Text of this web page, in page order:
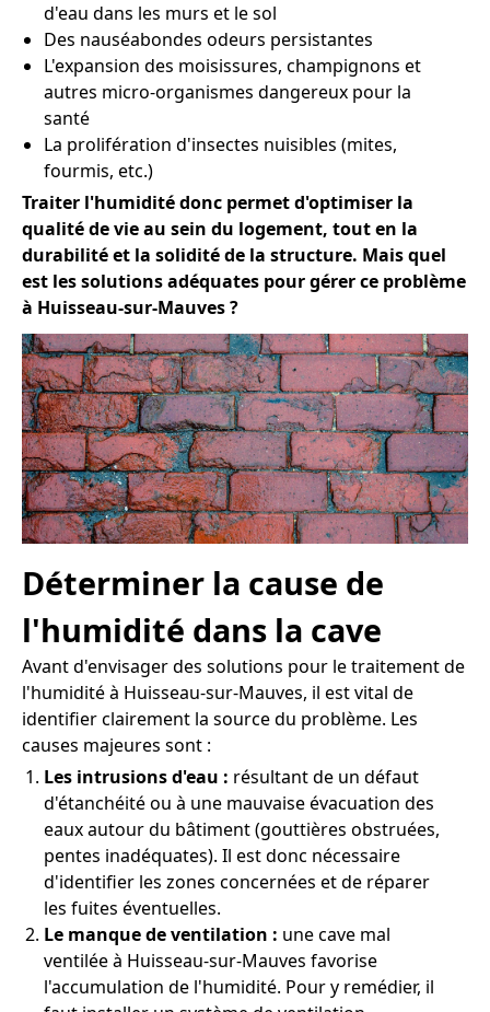
d'eau dans les murs et le sol
Des nauséabondes odeurs persistantes
L'expansion des moisissures, champignons et
autres micro-organismes dangereux pour la
santé
La prolifération d'insectes nuisibles (mites,
fourmis, etc.)
Traiter l'humidité donc permet d'optimiser la
qualité de vie au sein du logement, tout en la
durabilité et la solidité de la structure. Mais quel
est les solutions adéquates pour gérer ce problème
à Huisseau-sur-Mauves ?
Déterminer la cause de
l'humidité dans la cave
Avant d'envisager des solutions pour le traitement de
l'humidité à Huisseau-sur-Mauves, il est vital de
identifier clairement la source du problème. Les
causes majeures sont :
Les intrusions d'eau : résultant de un défaut
d'étanchéité ou à une mauvaise évacuation des
eaux autour du bâtiment (gouttières obstruées,
pentes inadéquates). Il est donc nécessaire
d'identifier les zones concernées et de réparer
les fuites éventuelles.
Le manque de ventilation : une cave mal
ventilée à Huisseau-sur-Mauves favorise
l'accumulation de l'humidité. Pour y remédier, il